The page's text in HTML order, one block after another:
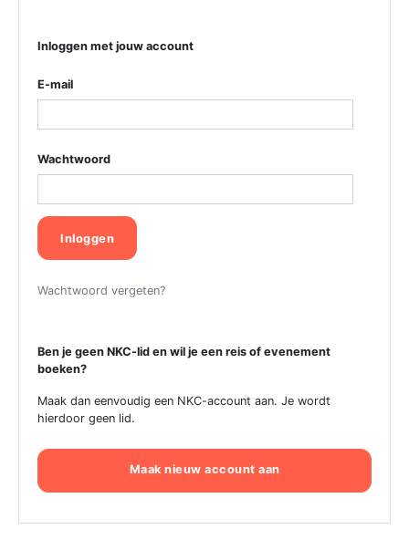
Inloggen met jouw account
E-mail
Wachtwoord
Inloggen
Wachtwoord vergeten?
Ben je geen NKC-lid en wil je een reis of evenement
boeken?
Maak dan eenvoudig een NKC-account aan. Je wordt
hierdoor geen lid.
Maak nieuw account aan